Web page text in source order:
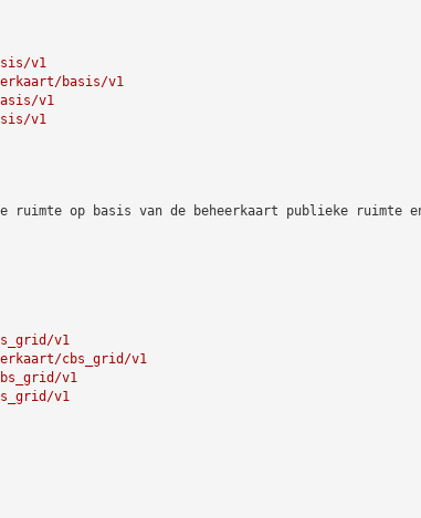
v1
basis/v1
v1
v1
ruimte op basis van de beheerkaart publieke ruimte
v1
cbs_grid/v1
v1
v1